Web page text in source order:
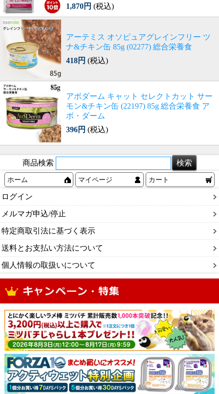
1,870円 (税込)
アーテミス オソピュアグレインフリー ツ
ナ&チキン缶 85g (02277) 総合栄養食
418円 (税込)
アボダーム キャット セレクトカット サー
モン&チキン缶 (22197) 85g 総合栄養食 ア
ボ・ダーム
396円 (税込)
商品検索
ホーム マイページ カート
ログイン
メルマガ申込/停止
特定商取引法に基づく表示
送料とお支払い方法について
個人情報の取扱いについて